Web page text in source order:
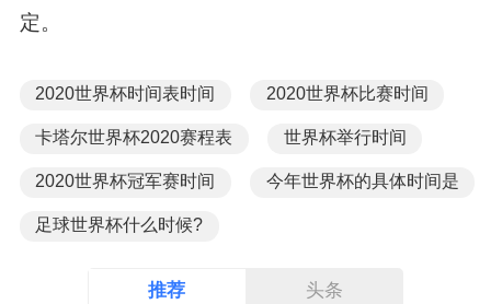
定。
2020世界杯时间表时间 2020世界杯比赛时间
卡塔尔世界杯2020赛程表 世界杯举行时间
2020世界杯冠军赛时间 今年世界杯的具体时间是
足球世界杯什么时候?
推荐 头条